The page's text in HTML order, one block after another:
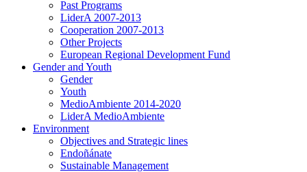
Past Programs
LiderA 2007-2013
Cooperation 2007-2013
Other Projects
European Regional Development Fund
Gender and Youth
Gender
Youth
MedioAmbiente 2014-2020
LiderA MedioAmbiente
Environment
Objectives and Strategic lines
Endoñánate
Sustainable Management